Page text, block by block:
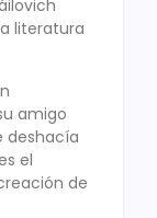
literatura
amigo
deshacía
el
de